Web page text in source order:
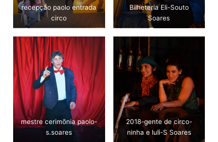
recepção paolo entrada
circo
Bilheteria Eli-Souto
Soares
mestre cerimõnia paolo-
s.soares
2018-gente de circo-
ninha e luli-S Soares